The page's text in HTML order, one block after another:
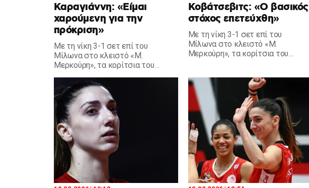
Καραγιάννη: «Είμαι
χαρούμενη για την
πρόκριση»
Με τη νίκη 3-1 σετ επί του
Μίλωνα στο κλειστό «Μ.
Μερκούρη», τα κορίτσια του
Καραγιάννη παραχώρησε
δηλώσεις.
Κοβάτσεβιτς: «Ο βασικός
στόχος επετεύχθη»
Με τη νίκη 3-1 σετ επί του
Μίλωνα στο κλειστό «Μ.
Μερκούρη», τα κορίτσια του
δηλώσεις.